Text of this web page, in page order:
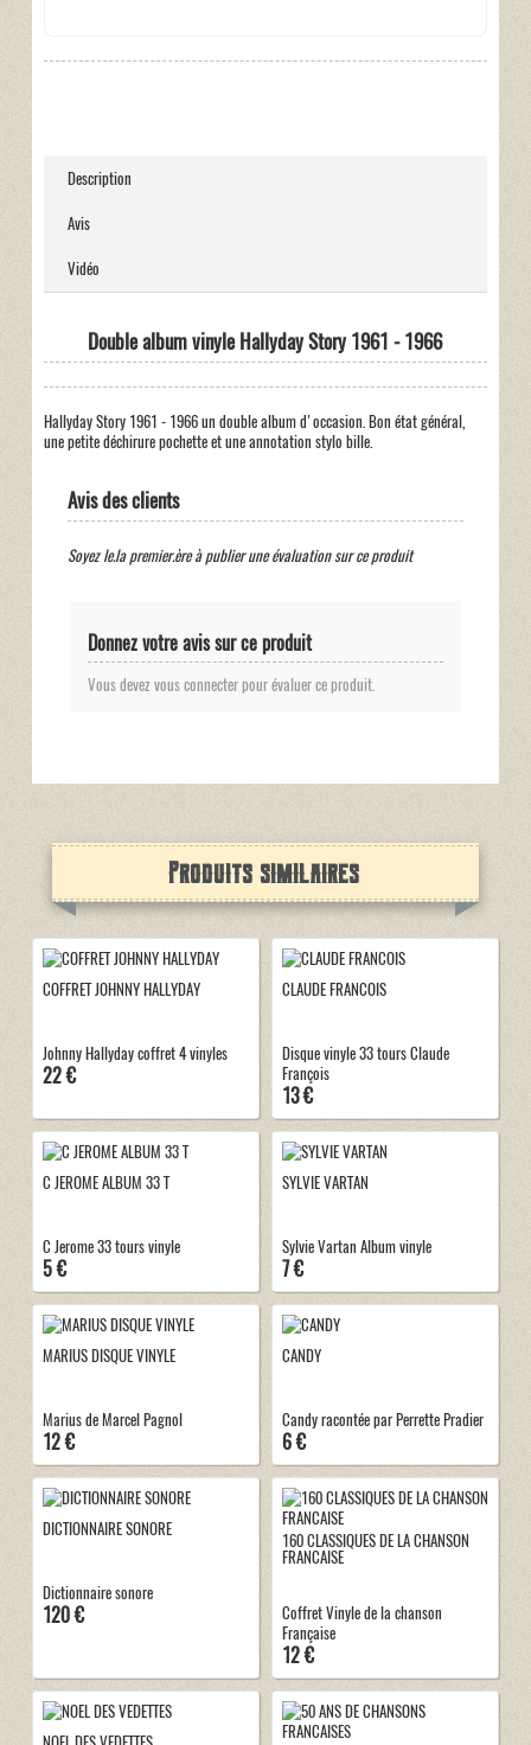
Description
Avis
Vidéo
Double album vinyle Hallyday Story 1961 - 1966
Hallyday Story 1961 - 1966 un double album d'occasion. Bon état général,
une petite déchirure pochette et une annotation stylo bille.
Avis des clients
Soyez le.la premier.ère à publier une évaluation sur ce produit
Donnez votre avis sur ce produit
Vous devez vous connecter pour évaluer ce produit.
Produits similaires
COFFRET JOHNNY HALLYDAY
Johnny Hallyday coffret 4 vinyles
22 €
CLAUDE FRANCOIS
Disque vinyle 33 tours Claude
François
13 €
C JEROME ALBUM 33 T
C Jerome 33 tours vinyle
5 €
SYLVIE VARTAN
Sylvie Vartan Album vinyle
7 €
MARIUS DISQUE VINYLE
Marius de Marcel Pagnol
12 €
CANDY
Candy racontée par Perrette Pradier
6 €
DICTIONNAIRE SONORE
Dictionnaire sonore
120 €
160 CLASSIQUES DE LA CHANSON
FRANCAISE
Coffret Vinyle de la chanson
Française
12 €